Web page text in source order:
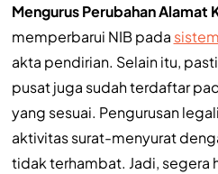
Mengurus Perubahan Alamat
memperbarui NIB pada
akta pendirian. Selain itu,
pusat juga sudah terdaftar
yang sesuai. Pengurusan
aktivitas surat-menyurat
tidak terhambat. Jadi, segera